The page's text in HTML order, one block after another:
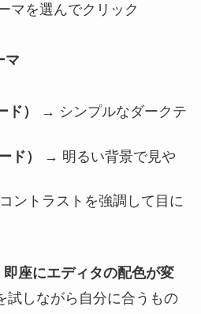
マを選んでクリック
マ
）
→ シンプルなダークテ
ド）
→ 明るい背景で見や
ントラストを強調して目に
即座にエディタの配色が変
試しながら自分に合うもの